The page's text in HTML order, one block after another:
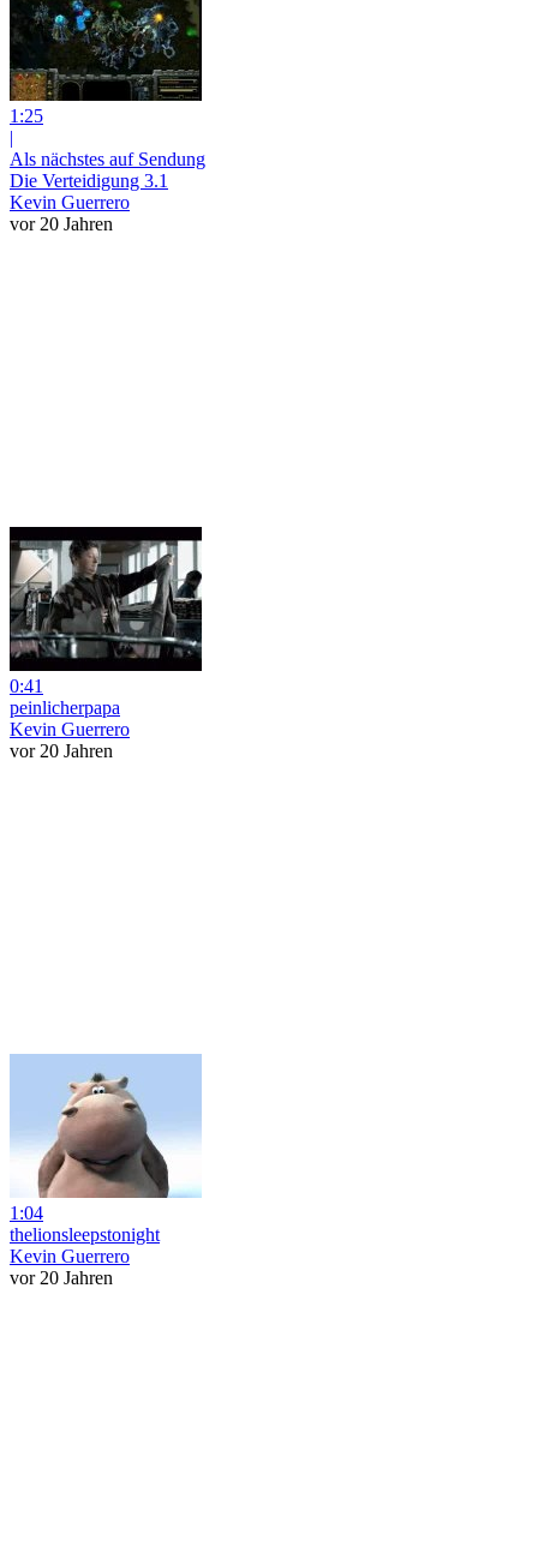
1:25
|
Als nächstes auf Sendung
Die Verteidigung 3.1
Kevin Guerrero
vor 20 Jahren
0:41
peinlicherpapa
Kevin Guerrero
vor 20 Jahren
1:04
thelionsleepstonight
Kevin Guerrero
vor 20 Jahren